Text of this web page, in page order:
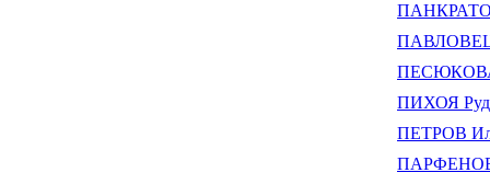
ПАВЛОВЕЦ
ПЕСЮКОВА
ПИХОЯ
ПЕТРОВ
ПАРФЕНОВ